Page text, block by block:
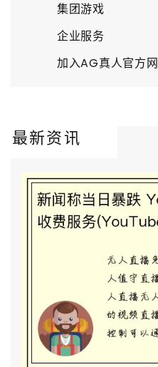
集团游戏
企业服务
加入AG真人官方网
最新资讯